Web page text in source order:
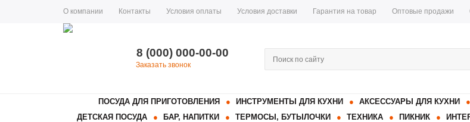
О компании Контакты Условия оплаты Условия доставки Гарантия на товар Оптовые продажи
8 (000) 000-00-00
Заказать звонок
ПОСУДА ДЛЯ ПРИГОТОВЛЕНИЯ ИНСТРУМЕНТЫ ДЛЯ КУХНИ АКСЕССУАРЫ ДЛЯ КУХНИ
ДЕТСКАЯ ПОСУДА
БАР, НАПИТКИ ТЕРМОСЫ, БУТЫЛОЧКИ ТЕХНИКА ПИКНИК